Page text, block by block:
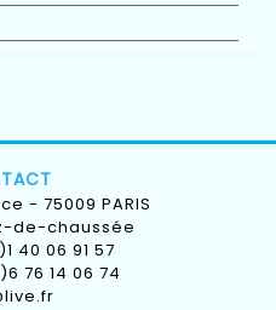
- 75009 PARIS
de-chaussée
40 06 91 57
76 14 06 74